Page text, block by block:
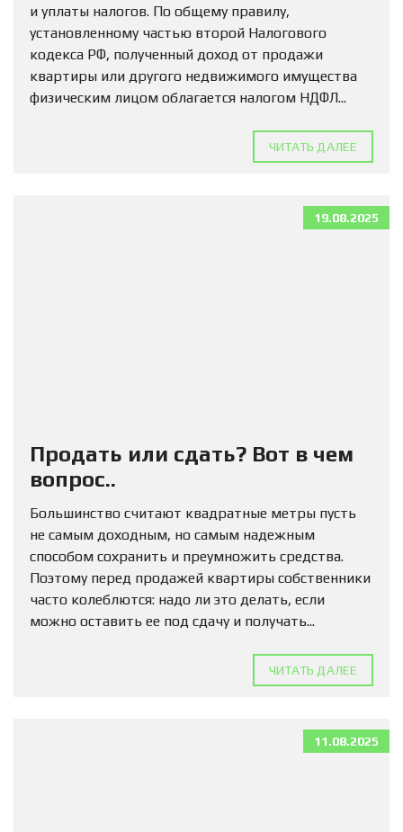
и уплаты налогов. По общему правилу,
установленному частью второй Налогового
кодекса РФ, полученный доход от продажи
квартиры или другого недвижимого имущества
физическим лицом облагается налогом НДФЛ...
ЧИТАТЬ ДАЛЕЕ
19.08.2025
Продать или сдать? Вот в чем
вопрос..
Большинство считают квадратные метры пусть
не самым доходным, но самым надежным
способом сохранить и преумножить средства.
Поэтому перед продажей квартиры собственники
часто колеблются: надо ли это делать, если
можно оставить ее под сдачу и получать...
ЧИТАТЬ ДАЛЕЕ
11.08.2025